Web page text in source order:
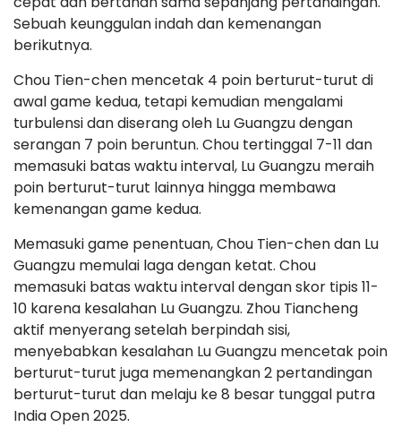
Sebuah keunggulan indah dan kemenangan
berikutnya.
Chou Tien-chen mencetak 4 poin berturut-turut di
awal game kedua, tetapi kemudian mengalami
turbulensi dan diserang oleh Lu Guangzu dengan
serangan 7 poin beruntun. Chou tertinggal 7-11 dan
memasuki batas waktu interval, Lu Guangzu meraih
poin berturut-turut lainnya hingga membawa
kemenangan game kedua.
Memasuki game penentuan, Chou Tien-chen dan Lu
Guangzu memulai laga dengan ketat. Chou
memasuki batas waktu interval dengan skor tipis 11-
10 karena kesalahan Lu Guangzu. Zhou Tiancheng
aktif menyerang setelah berpindah sisi,
menyebabkan kesalahan Lu Guangzu mencetak poin
berturut-turut juga memenangkan 2 pertandingan
berturut-turut dan melaju ke 8 besar tunggal putra
India Open 2025.